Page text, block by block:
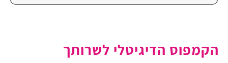
הקמפוס הדיגיטלי לשרותך